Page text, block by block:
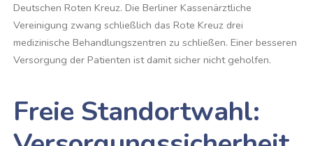
Deutschen Roten Kreuz. Die Berliner Kassenärztliche
Vereinigung zwang schließlich das Rote Kreuz drei
medizinische Behandlungszentren zu schließen. Einer besseren
Versorgung der Patienten ist damit sicher nicht geholfen.
Freie Standortwahl: